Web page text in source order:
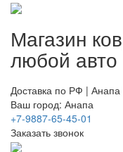
Магазин
любой авто
Доставка по РФ |
Ваш город: Анапа
+7-9887-65-45-01
Заказать звонок